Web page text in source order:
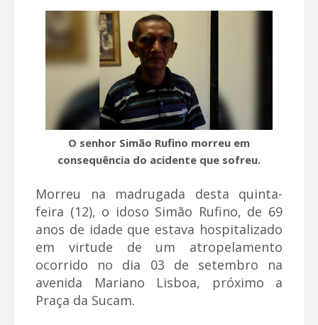
O senhor Simão Rufino morreu em
consequência do acidente que sofreu.
Morreu na madrugada desta quinta-
feira (12), o idoso Simão Rufino, de 69
anos de idade que estava hospitalizado
em virtude de um atropelamento
ocorrido no dia 03 de setembro na
avenida Mariano Lisboa, próximo a
Praça da Sucam.